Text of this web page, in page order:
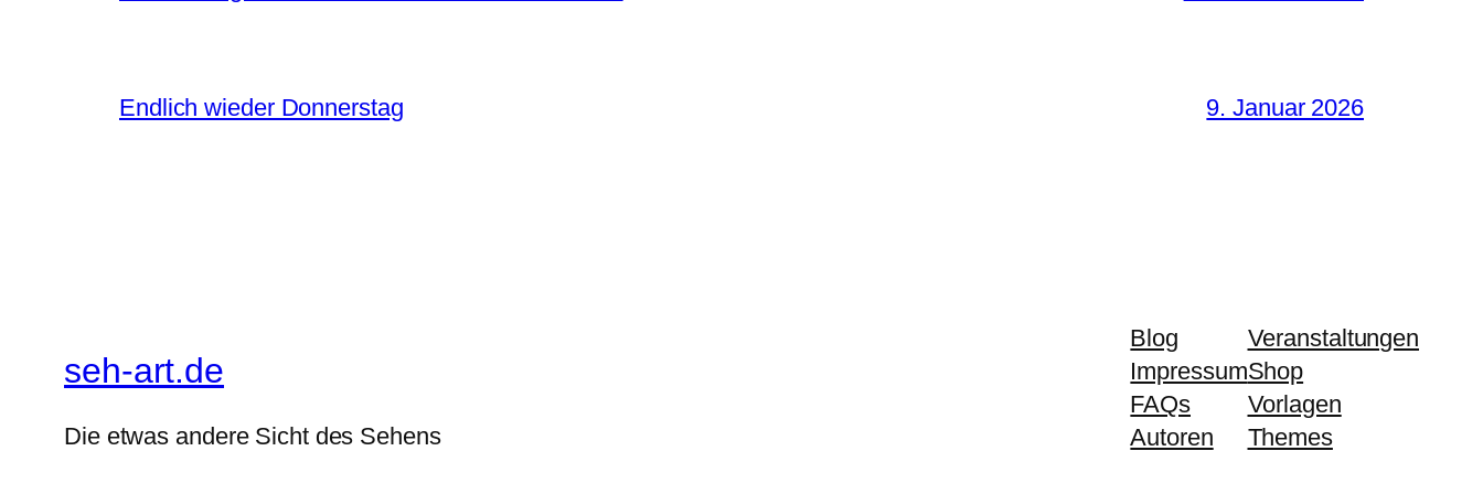
Endlich wieder Donnerstag 9. Januar 2026
seh-art.de
Die etwas andere Sicht des Sehens
Blog
Impressum
FAQs
Autoren
Veranstaltungen
Shop
Vorlagen
Themes